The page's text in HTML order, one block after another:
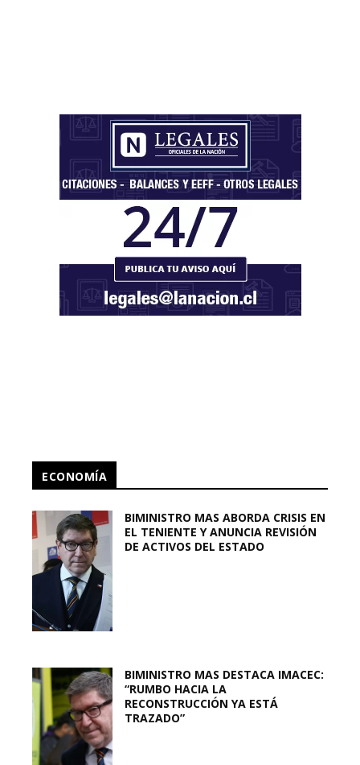
ECONOMÍA
BIMINISTRO MAS ABORDA CRISIS EN
EL TENIENTE Y ANUNCIA REVISIÓN
DE ACTIVOS DEL ESTADO
BIMINISTRO MAS DESTACA IMACEC:
“RUMBO HACIA LA
RECONSTRUCCIÓN YA ESTÁ
TRAZADO”